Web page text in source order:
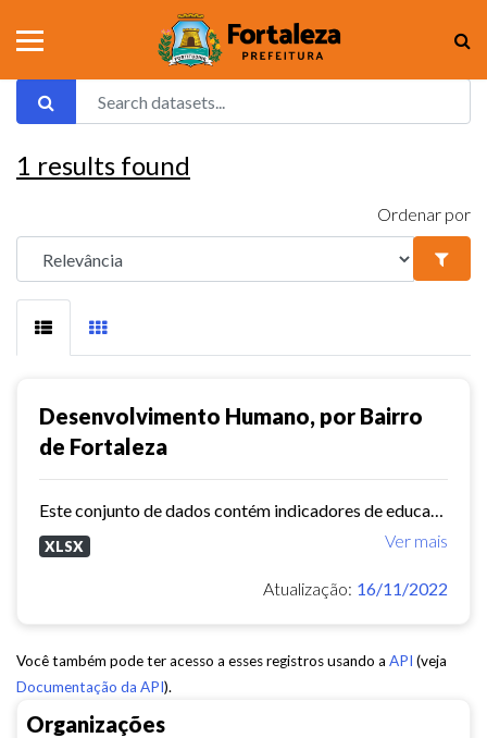
Organizações
1 results found
Ordenar por
Desenvolvimento Humano, por Bairro
de Fortaleza
Ver mais
XLSX
Atualização: 16/11/2022
Você também pode ter acesso a esses registros usando a API (veja
Documentação da API).